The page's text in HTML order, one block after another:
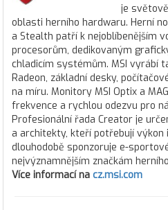
je
oblasti herního hardwaru. Herní
a Stealth patří k nejoblíbenějším
procesorům, dedikovaným
chladicím systémům. MSI vyrábí
Radeon, základní desky,
na míru. Monitory MSI Optix a
frekvence a rychlou odezvu pro
Profesionální řada Creator je
a architekty, kteří potřebují výkon
dlouhodobě sponzoruje e-
nejvýznamnějším značkám
Více informací na cz.msi.com